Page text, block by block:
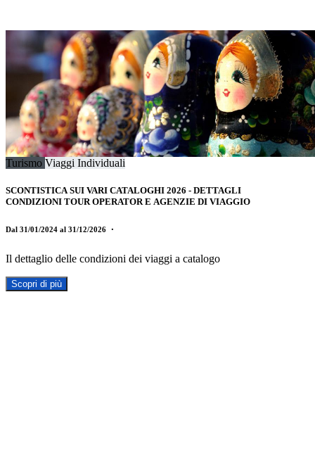
Turismo Viaggi Individuali
SCONTISTICA SUI VARI CATALOGHI 2026 - DETTAGLI
CONDIZIONI TOUR OPERATOR E AGENZIE DI VIAGGIO
Dal 31/01/2024 al 31/12/2026 ・
Il dettaglio delle condizioni dei viaggi a catalogo
Scopri di più